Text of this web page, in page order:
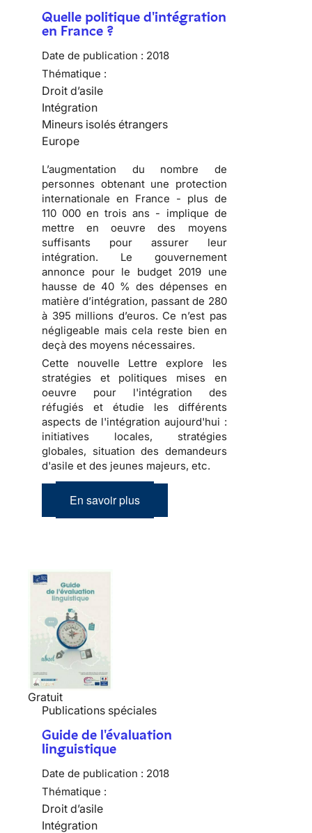
Quelle politique d'intégration
en France ?
Date de publication : 2018
Thématique :
Droit d’asile
Intégration
Mineurs isolés étrangers
Europe
L’augmentation du nombre de
personnes obtenant une protection
internationale en France - plus de
110 000 en trois ans - implique de
mettre en oeuvre des moyens
suffisants pour assurer leur
intégration. Le gouvernement
annonce pour le budget 2019 une
hausse de 40 % des dépenses en
matière d’intégration, passant de 280
à 395 millions d’euros. Ce n’est pas
négligeable mais cela reste bien en
deçà des moyens nécessaires.
Cette nouvelle Lettre explore les
stratégies et politiques mises en
oeuvre pour l'intégration des
réfugiés et étudie les différents
aspects de l'intégration aujourd'hui :
initiatives locales, stratégies
globales, situation des demandeurs
d'asile et des jeunes majeurs, etc.
En savoir plus
Gratuit
Publications spéciales
Guide de l'évaluation
linguistique
Date de publication : 2018
Thématique :
Droit d’asile
Intégration